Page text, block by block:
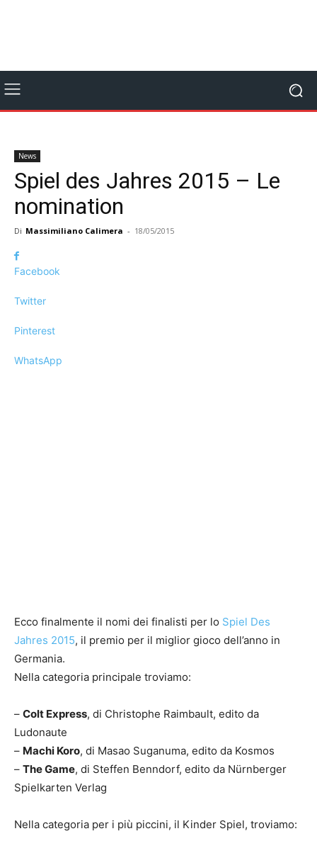
News
Spiel des Jahres 2015 – Le
nomination
Di Massimiliano Calimera - 18/05/2015
Facebook
Twitter
Pinterest
WhatsApp
Ecco finalmente il nomi dei finalisti per lo Spiel Des
Jahres 2015, il premio per il miglior gioco dell’anno in
Germania.
Nella categoria principale troviamo:
– Colt Express, di Christophe Raimbault, edito da
Ludonaute
– Machi Koro, di Masao Suganuma, edito da Kosmos
– The Game, di Steffen Benndorf, edito da Nürnberger
Spielkarten Verlag
Nella categoria per i più piccini, il Kinder Spiel, troviamo: